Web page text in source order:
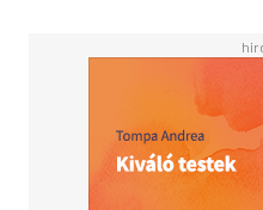
Malone-nak pedig
hanem szembe kell
egy súlyos gyengeséggel,
ám most mindent
Steve Berry inspiráló, új